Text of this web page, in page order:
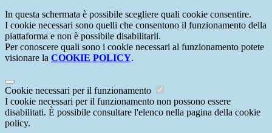
In questa schermata è possibile scegliere quali cookie consentire.
I cookie necessari sono quelli che consentono il funzionamento della
piattaforma e non è possibile disabilitarli.
Per conoscere quali sono i cookie necessari al funzionamento potete
visionare la COOKIE POLICY.
Cookie necessari per il funzionamento
I cookie necessari per il funzionamento non possono essere
disabilitati. È possibile consultare l'elenco nella pagina della cookie
policy.